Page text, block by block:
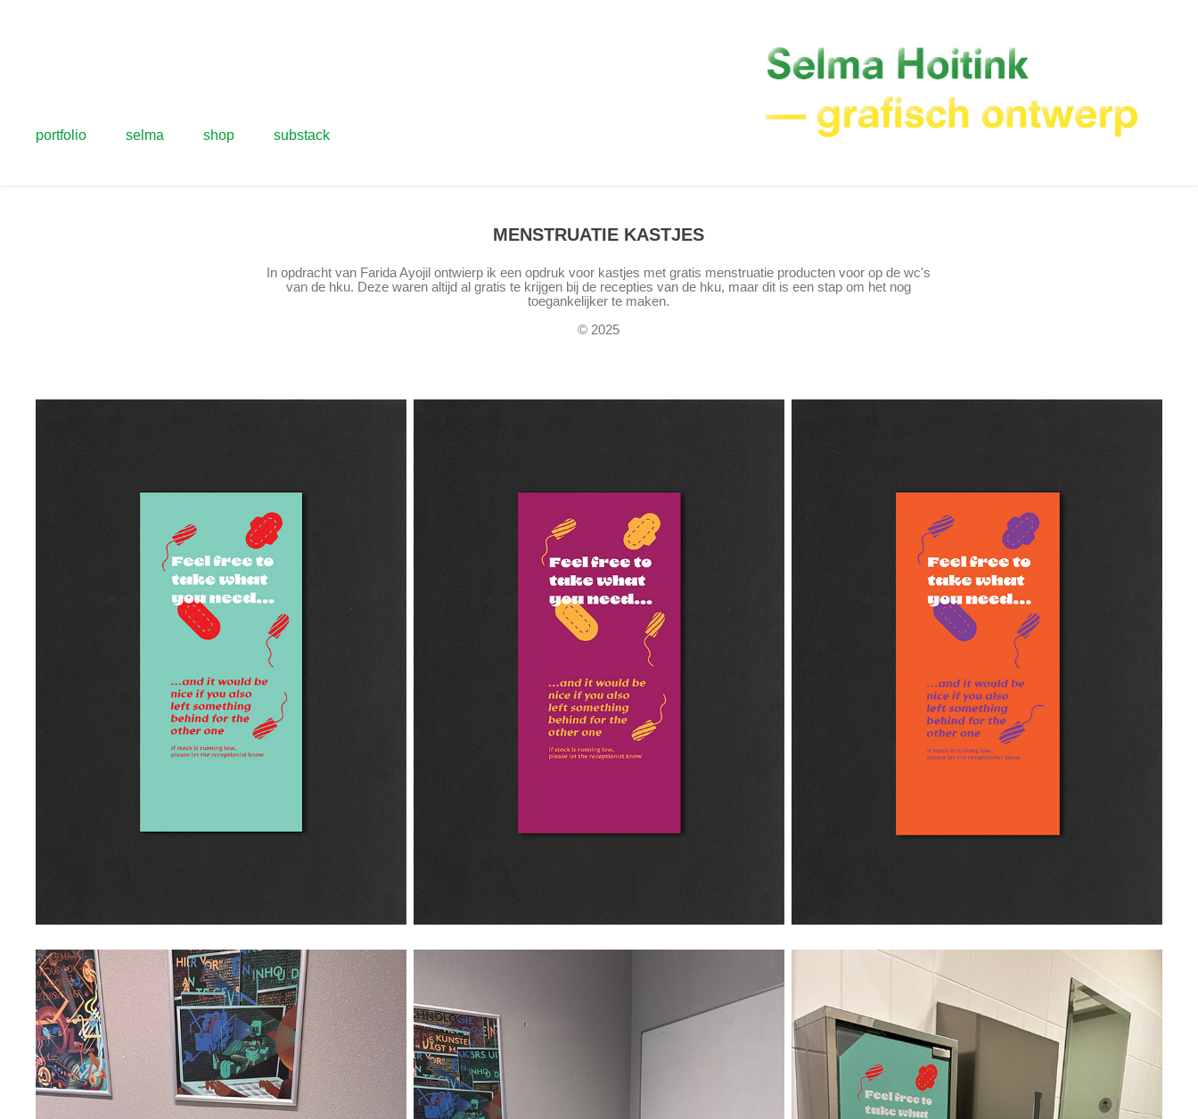
portfolio selma shop substack
MENSTRUATIE KASTJES
In opdracht van Farida Ayojil ontwierp ik een opdruk voor kastjes met gratis menstruatie producten voor op de wc's
van de hku. Deze waren altijd al gratis te krijgen bij de recepties van de hku, maar dit is een stap om het nog
toegankelijker te maken.
© 2025